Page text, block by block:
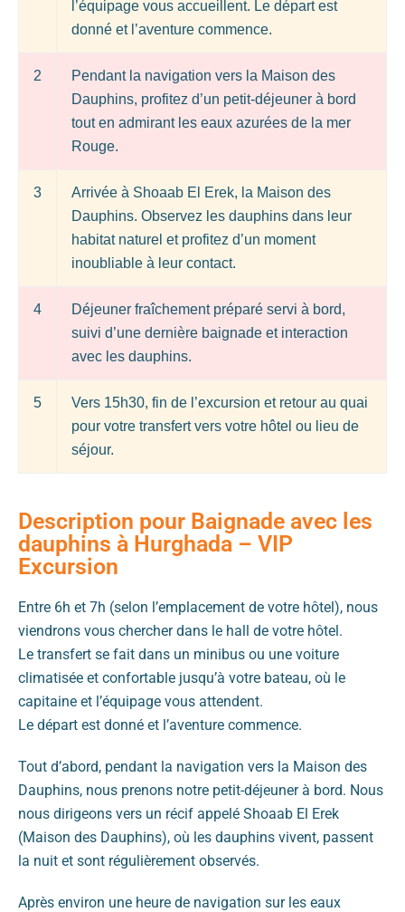
l’équipage vous accueillent. Le départ est
donné et l’aventure commence.
2
Pendant la navigation vers la Maison des
Dauphins, profitez d’un petit-déjeuner à bord
tout en admirant les eaux azurées de la mer
Rouge.
3
Arrivée à Shoaab El Erek, la Maison des
Dauphins. Observez les dauphins dans leur
habitat naturel et profitez d’un moment
inoubliable à leur contact.
4
Déjeuner fraîchement préparé servi à bord,
suivi d’une dernière baignade et interaction
avec les dauphins.
5
Vers 15h30, fin de l’excursion et retour au quai
pour votre transfert vers votre hôtel ou lieu de
séjour.
Description pour Baignade avec les
dauphins à Hurghada – VIP
Excursion
Entre 6h et 7h (selon l’emplacement de votre hôtel), nous
viendrons vous chercher dans le hall de votre hôtel.
Le transfert se fait dans un minibus ou une voiture
climatisée et confortable jusqu’à votre bateau, où le
capitaine et l’équipage vous attendent.
Le départ est donné et l’aventure commence.
Tout d’abord, pendant la navigation vers la Maison des
Dauphins, nous prenons notre petit-déjeuner à bord. Nous
nous dirigeons vers un récif appelé Shoaab El Erek
(Maison des Dauphins), où les dauphins vivent, passent
la nuit et sont régulièrement observés.
Après environ une heure de navigation sur les eaux